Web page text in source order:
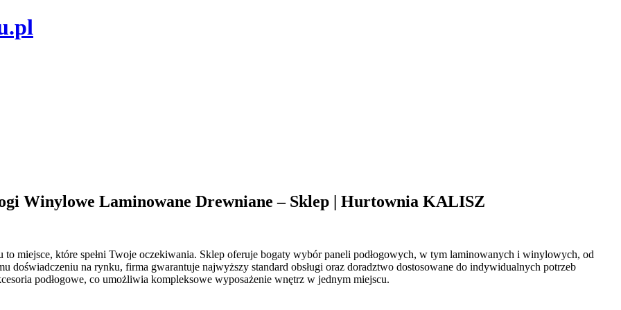
Winylowe Laminowane Drewniane – Sklep | Hurtownia KALISZ
miejsce, które spełni Twoje oczekiwania. Sklep oferuje bogaty wybórpaneli podłogowych, w tym laminowanych i winylowych, od
doświadczeniu na rynku, firma gwarantuje najwyższy standard obsługi oraz doradztwo dostosowane do indywidualnych potrzeb
podłogowe, co umożliwia kompleksowe wyposażenie wnętrz w jednym miejscu.